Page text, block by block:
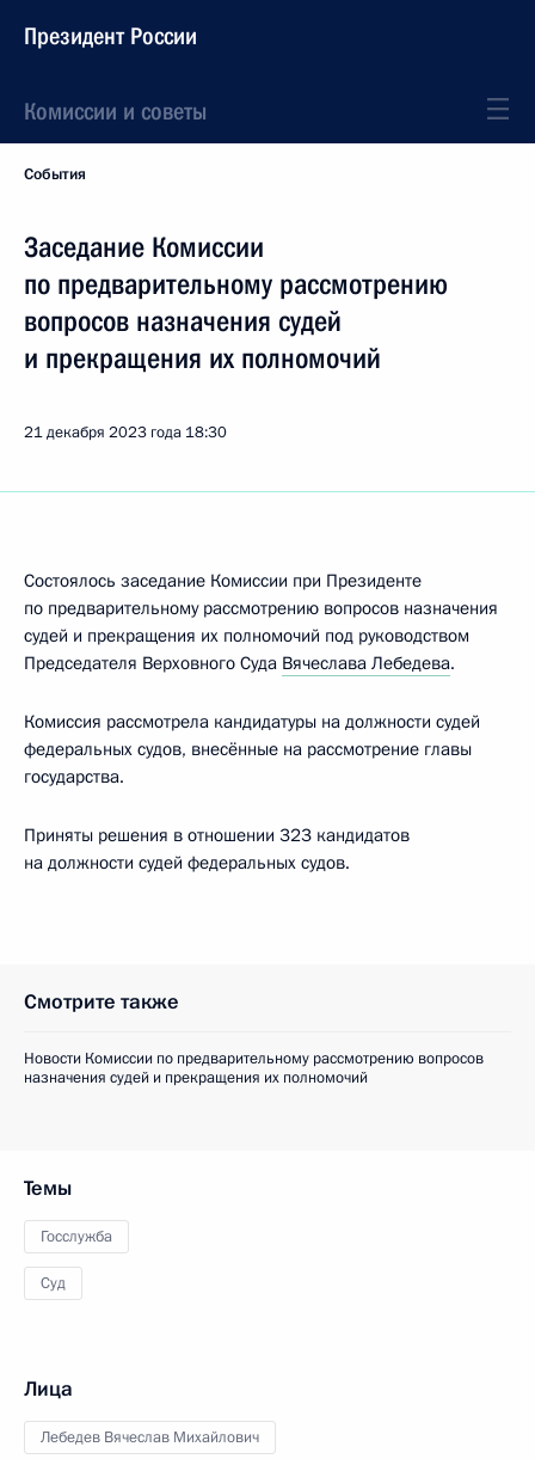
Президент России
Комиссии и советы
События
Заседание Комиссии
по предварительному рассмотрению
вопросов назначения судей
и прекращения их полномочий
21 декабря 2023 года 18:30
Состоялось заседание Комиссии при Президенте
по предварительному рассмотрению вопросов назначения
судей и прекращения их полномочий под руководством
Председателя Верховного Суда Вячеслава Лебедева.
Комиссия рассмотрела кандидатуры на должности судей
федеральных судов, внесённые на рассмотрение главы
государства.
Приняты решения в отношении 323 кандидатов
на должности судей федеральных судов.
Смотрите также
Новости Комиссии по предварительному рассмотрению вопросов
назначения судей и прекращения их полномочий
Темы
Госслужба
Суд
Лица
Лебедев Вячеслав Михайлович